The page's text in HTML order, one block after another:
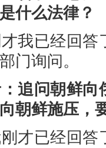
什么法律？
我已经回答
门询问。
追问朝鲜向
朝鲜施压，
才已经回答